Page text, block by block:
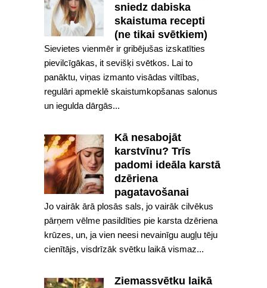
sniedz dabiska
skaistuma recepti
(ne tikai svētkiem)
Sievietes vienmēr ir gribējušas izskatīties
pievilcīgākas, it sevišķi svētkos. Lai to
panāktu, viņas izmanto visādas viltības,
regulāri apmeklē skaistumkopšanas salonus
un iegulda dārgās...
Kā nesabojāt
karstvīnu? Trīs
padomi ideāla karstā
dzēriena
pagatavošanai
Jo vairāk ārā plosās sals, jo vairāk cilvēkus
pārņem vēlme pasildīties pie karsta dzēriena
krūzes, un, ja vien neesi nevainīgu augļu tēju
cienītājs, visdrīzāk svētku laikā vismaz...
Ziemassvētku laikā